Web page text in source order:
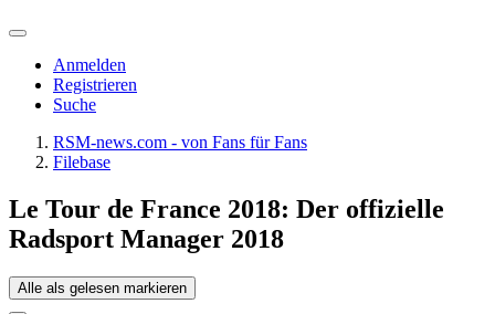
Anmelden
Registrieren
Suche
RSM-news.com - von Fans für Fans
Filebase
Le Tour de France 2018: Der offizielle
Radsport Manager 2018
Alle als gelesen markieren